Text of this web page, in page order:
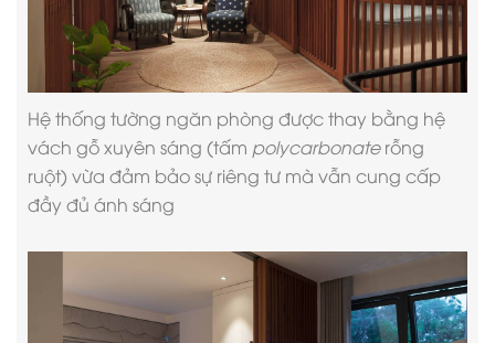
Hệ thống tường ngăn phòng được thay bằng hệ
vách gỗ xuyên sáng (tấm polycarbonaterỗng
ruột) vừa đảm bảo sự riêng tư mà vẫn cung cấp
đầy đủ ánh sáng